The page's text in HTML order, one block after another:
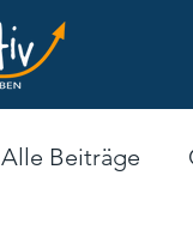
Alle Beiträge